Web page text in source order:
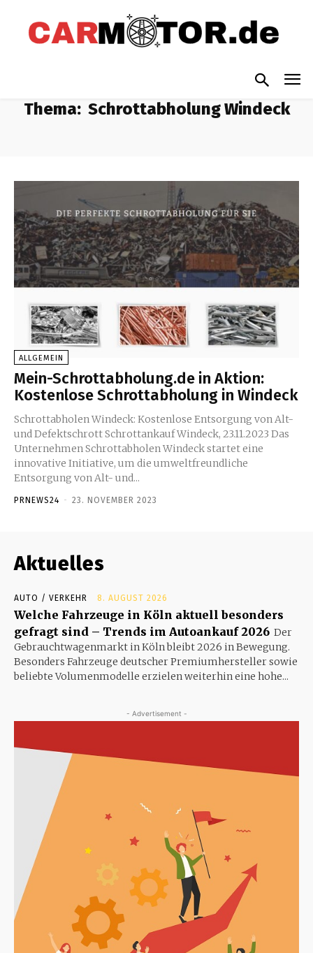
Thema: Schrottabholung Windeck
ALLGEMEIN
Mein-Schrottabholung.de in Aktion:
Kostenlose Schrottabholung in Windeck
Schrottabholen Windeck: Kostenlose Entsorgung von Alt-
und Defektschrott Schrottankauf Windeck, 23.11.2023 Das
Unternehmen Schrottabholen Windeck startet eine
innovative Initiative, um die umweltfreundliche
Entsorgung von Alt- und...
PRNEWS24 - 23. NOVEMBER 2023
Aktuelles
AUTO / VERKEHR 8. AUGUST 2026
Welche Fahrzeuge in Köln aktuell besonders
gefragt sind – Trends im Autoankauf 2026 Der
Gebrauchtwagenmarkt in Köln bleibt 2026 in Bewegung.
Besonders Fahrzeuge deutscher Premiumhersteller sowie
beliebte Volumenmodelle erzielen weiterhin eine hohe...
- Advertisement -